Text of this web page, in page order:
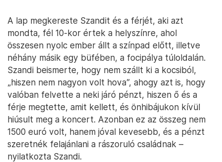
A lap megkereste Szandit és a férjét, aki azt
mondta, fél 10-kor értek a helyszínre, ahol
összesen nyolc ember állt a színpad előtt, illetve
néhány másik egy büfében, a focipálya túloldalán.
Szandi beismerte, hogy nem szállt ki a kocsiból,
„hiszen nem nagyon volt hova”, ahogy azt is, hogy
valóban felvette a neki járó pénzt, hiszen ő és a
férje megtette, amit kellett, és önhibájukon kívül
hiúsult meg a koncert. Azonban ez az összeg nem
1500 euró volt, hanem jóval kevesebb, és a pénzt
szeretnék felajánlani a rászoruló családnak –
nyilatkozta Szandi.